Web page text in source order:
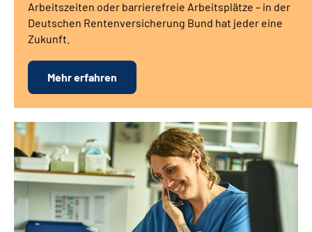
Arbeitszeiten oder barrierefreie Arbeitsplätze – in der
Deutschen Rentenversicherung Bund hat jeder eine
Zukunft.
Mehr erfahren